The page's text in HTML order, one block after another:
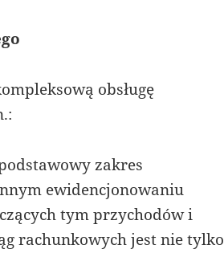
obsługę
zakres
ewidencjonowaniu
tym przychodów i
rachunkowych jest nie tylko